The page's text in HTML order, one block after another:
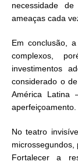
necessidade
ameaças cada
Em conclusão,
complexos,
investimentos
considerado o
América Latina
aperfeiçoamento.
No teatro
Fortalecer a